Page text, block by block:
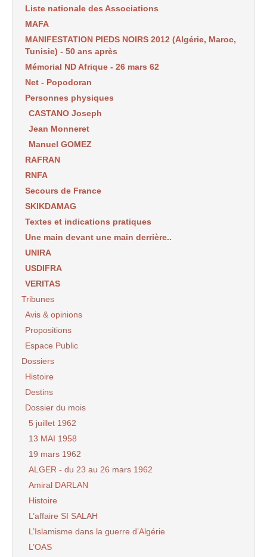
Liste nationale des Associations
MAFA
MANIFESTATION PIEDS NOIRS 2012 (Algérie, Maroc,
Tunisie) - 50 ans après
Mémorial ND Afrique - 26 mars 62
Net - Popodoran
Personnes physiques
CASTANO Joseph
Jean Monneret
Manuel GOMEZ
RAFRAN
RNFA
Secours de France
SKIKDAMAG
Textes et indications pratiques
Une main devant une main derrière..
UNIRA
USDIFRA
VERITAS
Tribunes
Avis & opinions
Propositions
Espace Public
Dossiers
Histoire
Destins
Dossier du mois
5 juillet 1962
13 MAI 1958
19 mars 1962
ALGER - du 23 au 26 mars 1962
Amiral DARLAN
Histoire
L’affaire SI SALAH
L’Islamisme dans la guerre d’Algérie
L’OAS